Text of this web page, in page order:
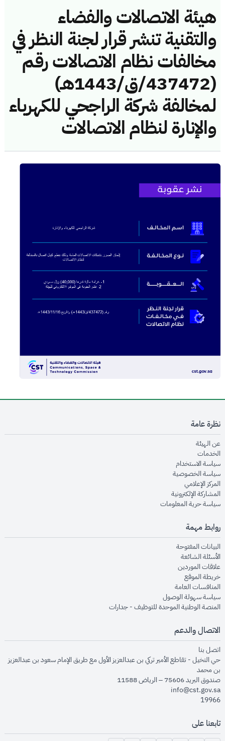
هيئة الاتصالات والفضاء
والتقنية تنشر قرار لجنة النظر في
مخالفات نظام الاتصالات رقم
(437472/ق/1443هـ)
لمخالفة شركة الراجحي للكهرباء
والإنارة لنظام الاتصالات
نظرة عامة
عن الهيئةopens in new window
الخدماتopens in new window
سياسة الاستخدام
سياسة الخصوصيةopens in new window
المركز الإعلاميopens in new window
المشاركة الإلكترونيةopens in new window
سياسة حرية المعلوماتopens in new window
روابط مهمة
البيانات المفتوحةopens in new window
الأسئلة الشائعةopens in new window
علاقات الموردينopens in new window
خريطة الموقعopens in new window
المنافسات العامةopens in new window
سياسة سهولة الوصولopens in new window
المنصة الوطنية الموحدة للتوظيف - جداراتopens in new window
الاتصال والدعم
اتصل بنا
حي النخيل - تقاطع الأمير تركي بن عبدالعزيز الأول مع طريق الإمام سعود بن عبدالعزيز
بن محمد
صندوق البريد 75606 – الرياض 11588
info@cst.gov.sa
19966
تابعنا على